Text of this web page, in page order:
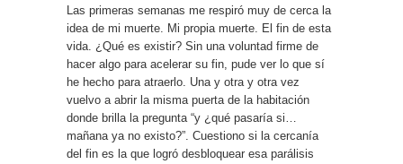
Las primeras semanas me respiró muy de cerca la
idea de mi muerte. Mi propia muerte. El fin de esta
vida. ¿Qué es existir? Sin una voluntad firme de
hacer algo para acelerar su fin, pude ver lo que sí
he hecho para atraerlo. Una y otra y otra vez
vuelvo a abrir la misma puerta de la habitación
donde brilla la pregunta “y ¿qué pasaría si…
mañana ya no existo?”. Cuestiono si la cercanía
del fin es la que logró desbloquear esa parálisis